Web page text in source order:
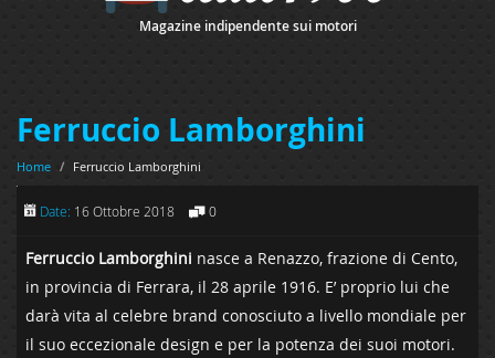
Magazine indipendente sui motori
Ferruccio Lamborghini
Home / Ferruccio Lamborghini
Date: 16 Ottobre 2018 0
Ferruccio Lamborghini nasce a Renazzo, frazione di Cento,
in provincia di Ferrara, il 28 aprile 1916. E’ proprio lui che
darà vita al celebre brand conosciuto a livello mondiale per
il suo eccezionale design e per la potenza dei suoi motori.